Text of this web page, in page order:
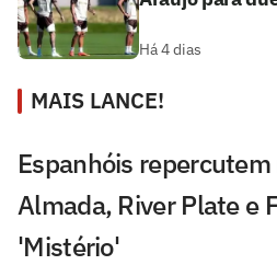
Há 4 dias
MAIS LANCE!
Espanhóis
Almada, River Plate e
'Mistério'